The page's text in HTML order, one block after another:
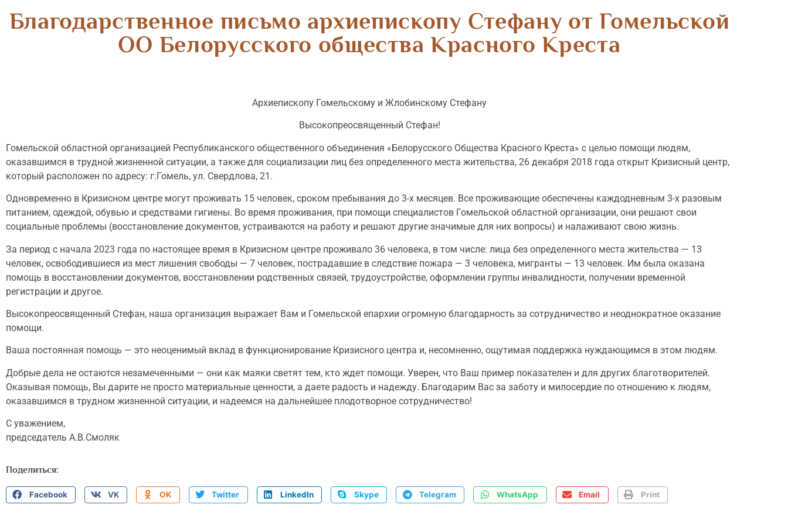
Благодарственное письмо архиепископу Стефану от Гомельской
ОО Белорусского общества Красного Креста
Архиепископу Гомельскому и Жлобинскому Стефану
Высокопреосвященный Стефан!
Гомельской областной организацией Республиканского общественного объединения «Белорусского Общества Красного Креста» с целью помощи людям,
оказавшимся в трудной жизненной ситуации, а также для социализации лиц без определенного места жительства, 26 декабря 2018 года открыт Кризисный центр,
который расположен по адресу: г.Гомель, ул. Свердлова, 21.
Одновременно в Кризисном центре могут проживать 15 человек, сроком пребывания до 3-х месяцев. Все проживающие обеспечены каждодневным 3-х разовым
питанием, одеждой, обувью и средствами гигиены. Во время проживания, при помощи специалистов Гомельской областной организации, они решают свои
социальные проблемы (восстановление документов, устраиваются на работу и решают другие значимые для них вопросы) и налаживают свою жизнь.
За период с начала 2023 года по настоящее время в Кризисном центре проживало 36 человека, в том числе: лица без определенного места жительства — 13
человек, освободившиеся из мест лишения свободы — 7 человек, пострадавшие в следствие пожара — 3 человека, мигранты — 13 человек. Им была оказана
помощь в восстановлении документов, восстановлении родственных связей, трудоустройстве, оформлении группы инвалидности, получении временной
регистрации и другое.
Высокопреосвященный Стефан, наша организация выражает Вам и Гомельской епархии огромную благодарность за сотрудничество и неоднократное оказание
помощи.
Ваша постоянная помощь — это неоценимый вклад в функционирование Кризисного центра и, несомненно, ощутимая поддержка нуждающимся в этом людям.
Добрые дела не остаются незамеченными — они как маяки светят тем, кто ждет помощи. Уверен, что Ваш пример показателен и для других благотворителей.
Оказывая помощь, Вы дарите не просто материальные ценности, а даете радость и надежду. Благодарим Вас за заботу и милосердие по отношению к людям,
оказавшимся в трудном жизненной ситуации, и надеемся на дальнейшее плодотворное сотрудничество!
С уважением,
председатель А.В.Смоляк
Поделиться:
Facebook VK OK Twitter LinkedIn Skype Telegram WhatsApp Email Print